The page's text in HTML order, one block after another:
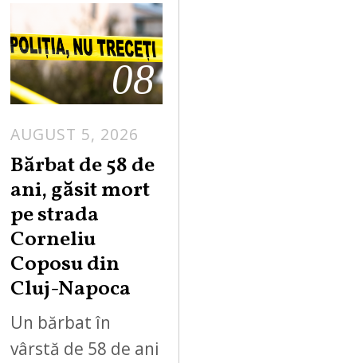
08
AUGUST 5, 2026
Bărbat de 58 de
ani, găsit mort
pe strada
Corneliu
Coposu din
Cluj-Napoca
Un bărbat în
vârstă de 58 de ani